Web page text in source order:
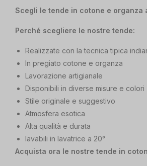
Scegli le tende in cotone e
Perché scegliere le nostre tende:
Realizzate con la tecnica tipica
In pregiato cotone e organza
Lavorazione artigianale
Disponibili in diverse misure e colori
Stile originale e suggestivo
Atmosfera esotica
Alta qualità e durata
lavabili in lavatrice a 20°
Acquista ora le nostre tende in